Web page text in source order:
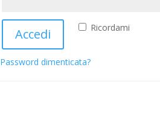
Ricordami
Accedi
Password dimenticata?